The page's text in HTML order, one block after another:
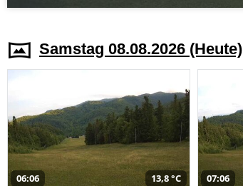
Samstag 08.08.2026 (Heute)
06:06 13,8 °C 07:06